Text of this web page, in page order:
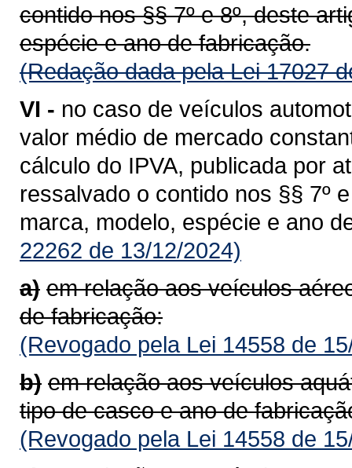
contido nos §§ 7º e 8º, deste
espécie e ano de fabricação.
(Redação dada pela Lei 17027
VI - no caso de veículos
valor médio de mercado
cálculo do IPVA, publicada por
ressalvado o contido nos §§ 7º
marca, modelo, espécie e ano
22262 de 13/12/2024)
a) em relação aos veículos
de fabricação:
(Revogado pela Lei 14558 de
b) em relação aos veículos
tipo de casco e ano de
(Revogado pela Lei 14558 de